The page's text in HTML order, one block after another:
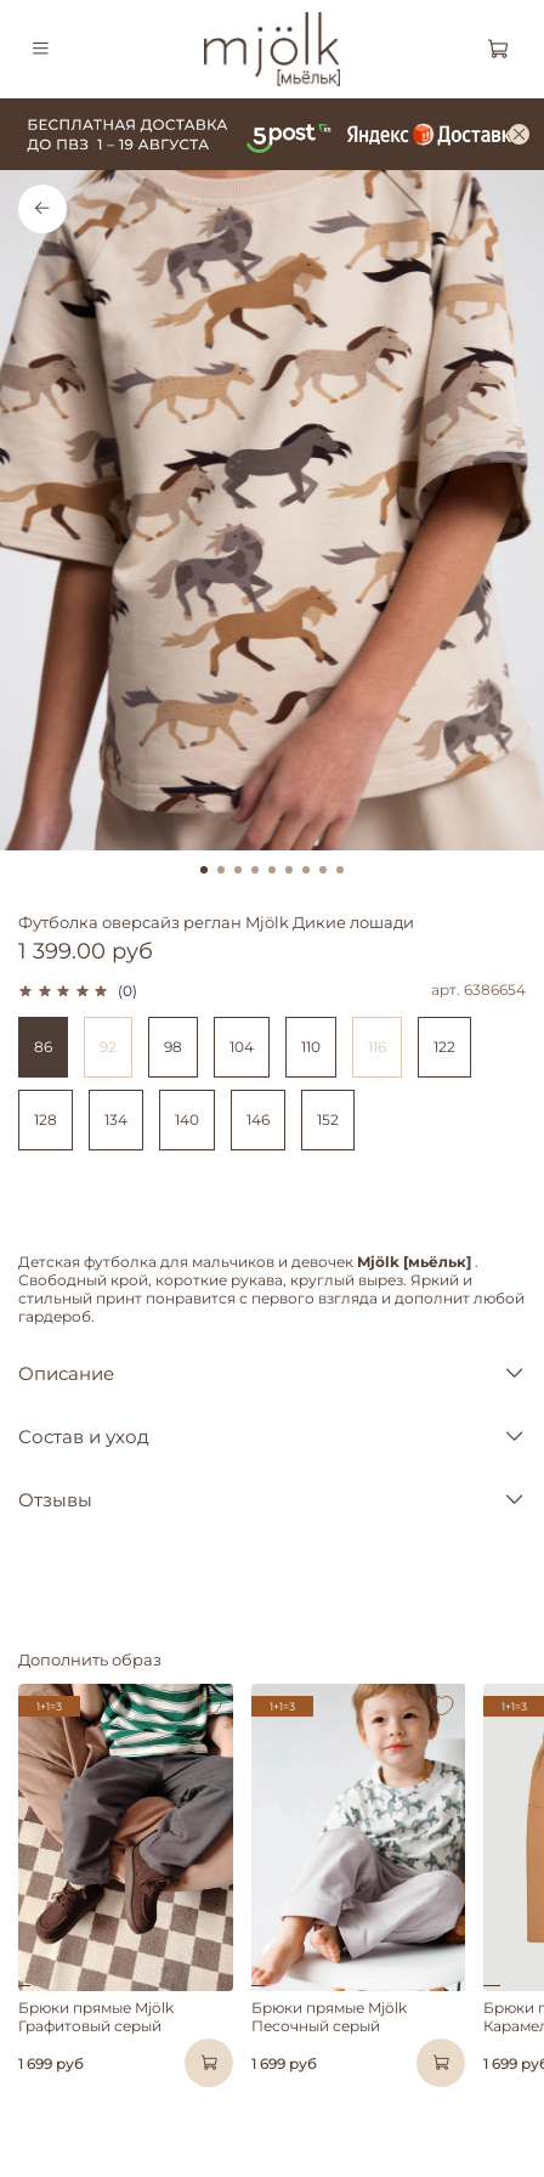
(0) арт. 6386654
Футболка оверсайз реглан Mjölk Дикие лошади
1 399.00 руб
86 92 98 104 110 116 122
128 134 140 146 152
Детская футболка для мальчиков и девочек Mjölk [мьёльк] .
Свободный крой, короткие рукава, круглый вырез. Яркий и
стильный принт понравится с первого взгляда и дополнит любой
гардероб.
Описание
Состав и уход
Отзывы
Дополнить образ
1+1=3
Брюки прямые Mjölk
Графитовый серый
1 699 руб
1+1=3
Брюки прямые Mjölk
Песочный серый
1 699 руб
1+1=3
Брюки
1 699